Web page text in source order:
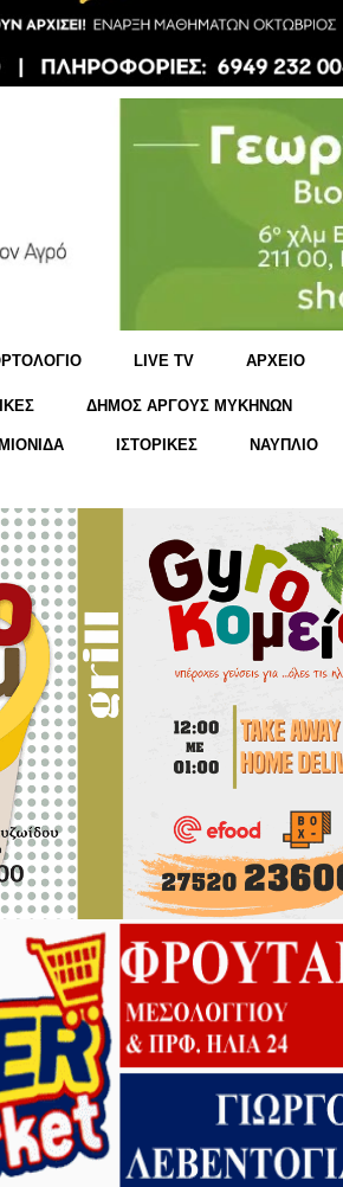
LIVE TV ΑΡΧΕΙΟ
ΔΗΜΟΣ ΑΡΓΟΥΣ ΜΥΚΗΝΩΝ
ΙΣΤΟΡΙΚΕΣ ΝΑΥΠΛΙΟ